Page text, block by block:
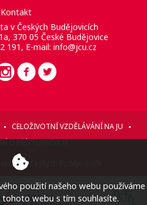
Kontakt
v Českých Budějovicích
370 05 České Budějovice
191, E-mail: info@jcu.cz
CELOŽIVOTNÍ VZDĚLÁVÁNÍ NA JU
v Českých Budějovicích
použití našeho webu používáme
tohoto webu s tím souhlasíte.